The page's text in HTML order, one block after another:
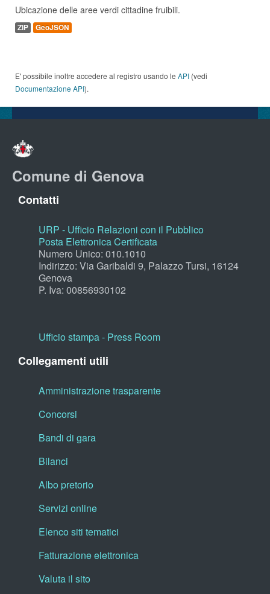
Ubicazione delle aree verdi cittadine fruibili.
ZIP GeoJSON
E' possibile inoltre accedere al registro usando le API (vedi
Documentazione API).
Comune di Genova
Contatti
URP - Ufficio Relazioni con il Pubblico
Posta Elettronica Certificata
Numero Unico: 010.1010
Indirizzo: Via Garibaldi 9, Palazzo Tursi, 16124
Genova
P. Iva: 00856930102
Ufficio stampa - Press Room
Collegamenti utili
Amministrazione trasparente
Concorsi
Bandi di gara
Bilanci
Albo pretorio
Servizi online
Elenco siti tematici
Fatturazione elettronica
Valuta il sito